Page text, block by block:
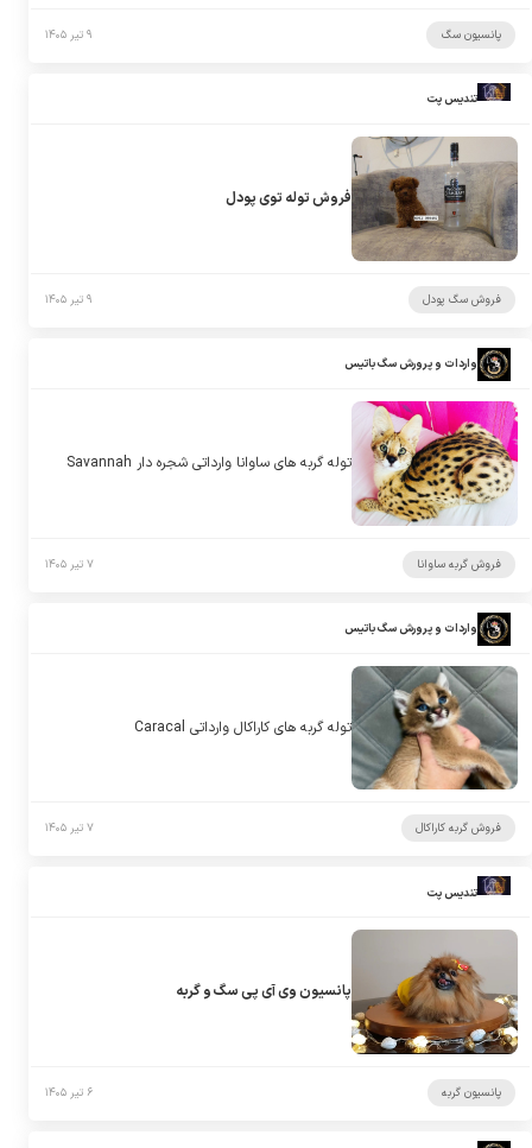
پانسیون سگ ۹ تیر ۱۴۰۵
تندیس پت
فروش توله توی پودل
فروش سگ پودل ۹ تیر ۱۴۰۵
واردات و پرورش سگ باتیس
توله گربه های ساوانا وارداتی شجره دار Savannah
فروش گربه ساوانا ۷ تیر ۱۴۰۵
واردات و پرورش سگ باتیس
توله گربه های کاراکال وارداتی Caracal
فروش گربه کاراکال ۷ تیر ۱۴۰۵
تندیس پت
پانسیون وی آی پی سگ و گربه
پانسیون گربه ۶ تیر ۱۴۰۵